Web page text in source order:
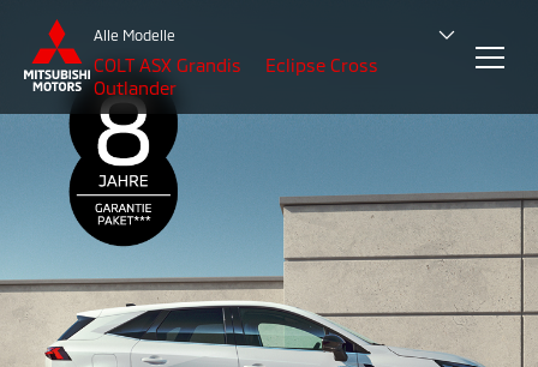
Alle Modelle
COLT ASX Grandis
Eclipse Cross
Outlander